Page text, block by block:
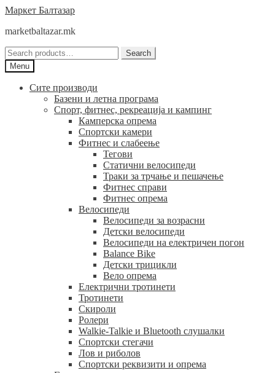
Skip
navigation
Skip
content
Маркет Балтазар
marketbaltazar.mk
Search
for:
Search
Menu
Сите производи
Базени и летна програма
Спорт, фитнес, рекреација и кампинг
Камперска опрема
Спортски камери
Фитнес и слабеење
Тегови
Статични велосипеди
Траки за трчање и пешачење
Фитнес справи
Фитнес опрема
Велосипеди
Велосипеди за возрасни
Детски велосипеди
Велосипеди на електричен погон
Balance Bike
Детски трицикли
Вело опрема
Електрични тротинети
Тротинети
Скироли
Ролери
Walkie-Talkie и Bluetooth слушалки
Спортски стегачи
Лов и риболов
Спортски реквизити и опрема